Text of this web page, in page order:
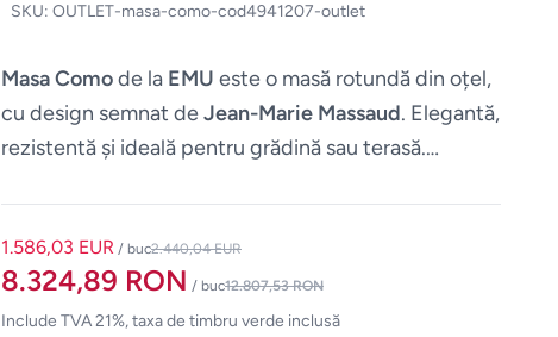
SKU: OUTLET-masa-como-cod4941207-outlet
Masa Comode la EMU este o masă rotundă din oțel,
cu design semnat deJean-Marie Massaud. Elegantă,
rezistentă și ideală pentru grădină sau terasă.
1.586,03 EUR / buc2.440,04 EUR
8.324,89 RON / buc12.807,53 RON
Include TVA 21%, taxa de timbru verde inclusă